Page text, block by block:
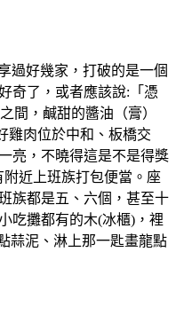
過好幾家，打破的是一個
奇了，或者應該說:「憑
間，鹹甜的醬油（膏）
雞肉位於中和、板橋交
亮，不曉得這是不是得獎
近上班族打包便當。座
族都是五、六個，甚至十
吃攤都有的木(冰櫃)，裡
蒜泥、淋上那一匙畫龍點